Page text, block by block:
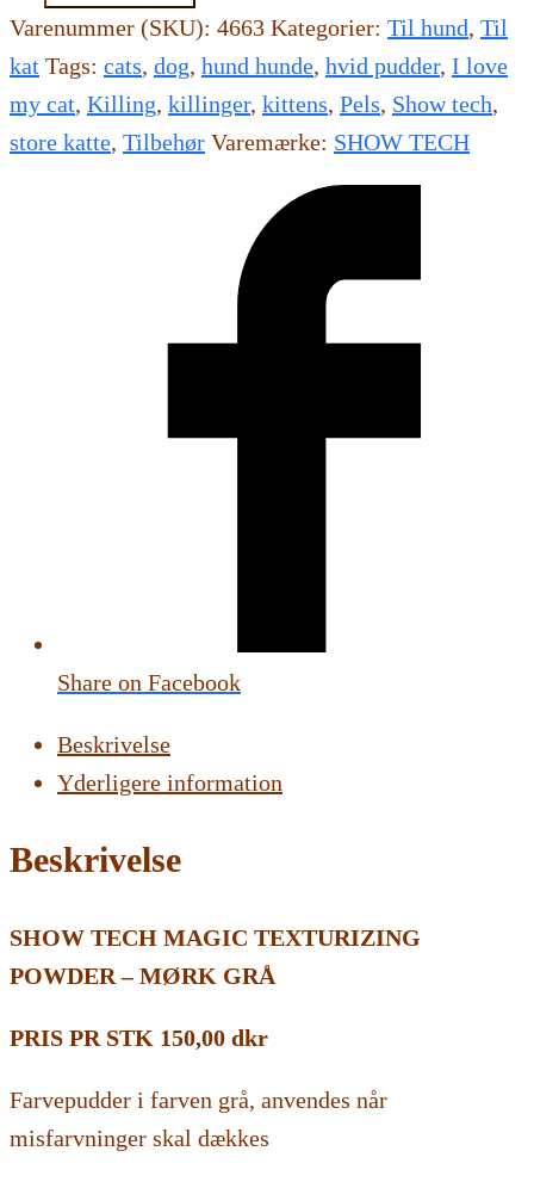
magic
texturizing
powder-
mørk
Varenummer (SKU): 4663 Kategorier: Til hund, Til
kat Tags: cats, dog, hund hunde, hvid pudder, I love
my cat, Killing, killinger, kittens, Pels, Show tech,
store katte, Tilbehør Varemærke: SHOW TECH
Share on Facebook
Beskrivelse
Yderligere information
Beskrivelse
SHOW TECH MAGIC TEXTURIZING
POWDER – MØRK GRÅ
PRIS PR STK 150,00 dkr
Farvepudder i farven grå, anvendes når
misfarvninger skal dækkes